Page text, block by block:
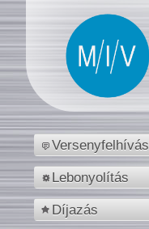
Versenyfelhívás
Lebonyolítás
Díjazás